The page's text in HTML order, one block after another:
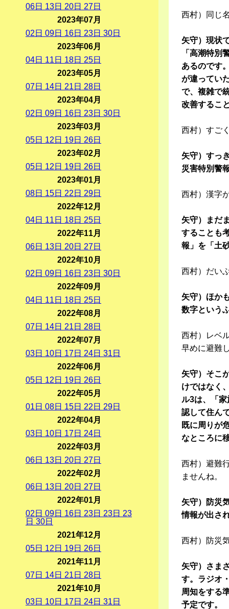
西村）同じ
矢守）現状
「高潮特別
あるのです
が違ってい
で、複雑で
改善するこ
西村）すご
矢守）すっ
災害特別警
西村）漢字
矢守）まだ
することも
報」を「土
西村）だい
矢守）ほか
数字という
西村）レベ
早めに避難
矢守）そこ
けではなく
ル3は、「
認して住ん
既に周りが
なところに
西村）避難
ませんね。
矢守）防災
情報が出さ
西村）防災
矢守）さま
す。ラジオ
周知をする
予定です。
06日 13日 20日 27日
2023年07月
02 日 09日 16日 23日 30日
2023年06月
04日 11 日 18日 25日
2023年05月
07日 14日 21 日 28日
2023年04月
02 日 09日 16日 23日 30日
2023年03月
05日 12 日 19日 26日
2023年02月
05日 12 日 19日 26日
2023年01月
08日 15日 22 日 29日
2022年12月
04日 11 日 18日 25日
2022年11月
06日 13日 20日 27日
2022年10月
02 日 09日 16日 23日 30日
2022年09月
04日 11 日 18日 25日
2022年08月
07日 14日 21 日 28日
2022年07月
03日 10日 17日 24日 31 日
2022年06月
05日 12 日 19日 26日
2022年05月
01 日 08日 15日 22 日 29日
2022年04月
03日 10日 17日 24日
2022年03月
06日 13日 20日 27日
2022年02月
06日 13日 20日 27日
2022年01月
02 日 09日 16日 23日 23日 23
日 30日
2021年12月
05日 12 日 19日 26日
2021年11月
07日 14日 21 日 28日
2021年10月
03日 10日 17日 24日 31 日